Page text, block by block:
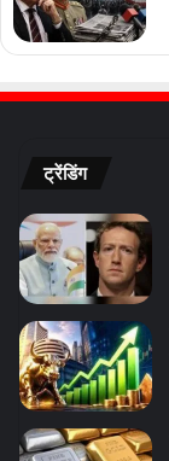
ट्रेंडिंग